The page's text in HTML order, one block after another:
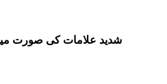
شدید علامات کی صورت